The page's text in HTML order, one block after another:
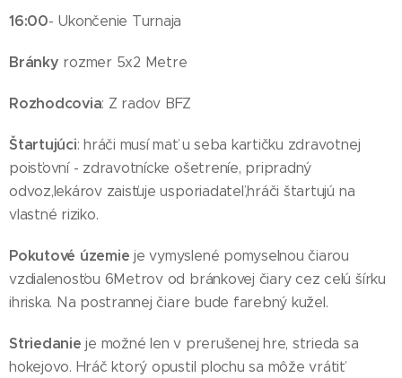
16:00- Ukončenie Turnaja
Bránky rozmer 5x2 Metre
Rozhodcovia: Z radov BFZ
Štartujúci: hráči musí mať u seba kartičku zdravotnej
poisťovní - zdravotnícke ošetreníe, pripradný
odvoz,lekárov zaisťuje usporiadateľ,hráči štartujú na
vlastné riziko.
Pokutové územie je vymyslené pomyselnou čiarou
vzdialenosťou 6Metrov od bránkovej čiary cez celú šírku
ihriska. Na postrannej čiare bude farebný kužel.
Striedanieje možné len v prerušenej hre, strieda sa
hokejovo. Hráč ktorý opustil plochu sa môže vrátiť